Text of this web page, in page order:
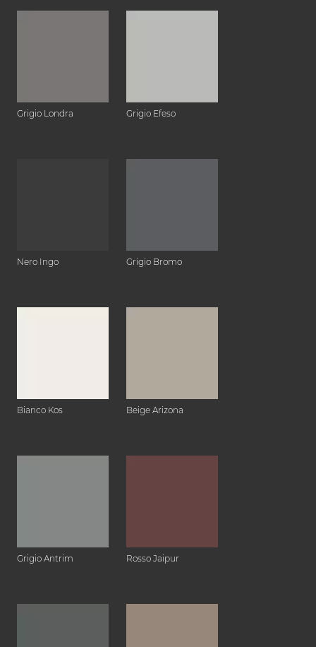
Grigio Londra Grigio Efeso
Nero Ingo Grigio Bromo
Bianco Kos Beige Arizona
Grigio Antrim Rosso Jaipur